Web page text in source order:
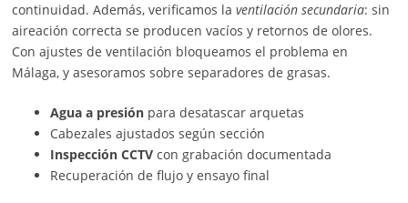
continuidad. Además, verificamos la ventilación secundaria: sin
aireación correcta se producen vacíos y retornos de olores.
Con ajustes de ventilación bloqueamos el problema en
Málaga, y asesoramos sobre separadores de grasas.
Agua a presiónpara desatascar arquetas
Cabezales ajustados según sección
Inspección CCTVcon grabación documentada
Recuperación de flujo y ensayo final